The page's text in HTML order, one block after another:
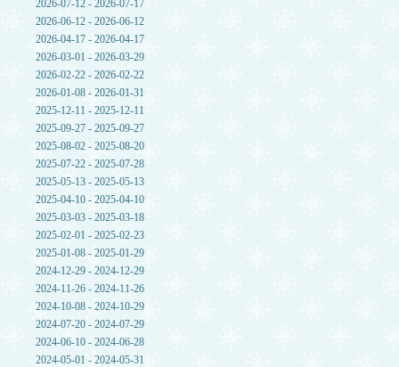
2026-07-12 - 2026-07-17
2026-06-12 - 2026-06-12
2026-04-17 - 2026-04-17
2026-03-01 - 2026-03-29
2026-02-22 - 2026-02-22
2026-01-08 - 2026-01-31
2025-12-11 - 2025-12-11
2025-09-27 - 2025-09-27
2025-08-02 - 2025-08-20
2025-07-22 - 2025-07-28
2025-05-13 - 2025-05-13
2025-04-10 - 2025-04-10
2025-03-03 - 2025-03-18
2025-02-01 - 2025-02-23
2025-01-08 - 2025-01-29
2024-12-29 - 2024-12-29
2024-11-26 - 2024-11-26
2024-10-08 - 2024-10-29
2024-07-20 - 2024-07-29
2024-06-10 - 2024-06-28
2024-05-01 - 2024-05-31